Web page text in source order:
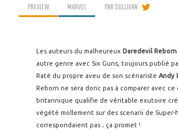
PREVIEW MARVEL PARSULLIVAN
Les auteurs du malheureux Daredevil Reborn
autre genre avec Six Guns, toujours publié
Raté du propre aveu de son scénariste Andy
Reborn ne sera donc pas à comparer avec
britannique qualifie de véritable exutoire
végété mollement sur des scenarii de Super-
correspondaient pas ; ça promet !